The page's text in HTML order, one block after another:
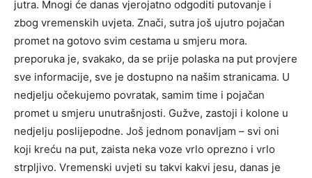
jutra. Mnogi će danas vjerojatno odgoditi putovanje i
zbog vremenskih uvjeta. Znači, sutra još ujutro pojačan
promet na gotovo svim cestama u smjeru mora.
preporuka je, svakako, da se prije polaska na put provjere
sve informacije, sve je dostupno na našim stranicama. U
nedjelju očekujemo povratak, samim time i pojačan
promet u smjeru unutrašnjosti. Gužve, zastoji i kolone u
nedjelju poslijepodne. Još jednom ponavljam – svi oni
koji kreću na put, zaista neka voze vrlo oprezno i vrlo
strpljivo. Vremenski uvjeti su takvi kakvi jesu, danas je